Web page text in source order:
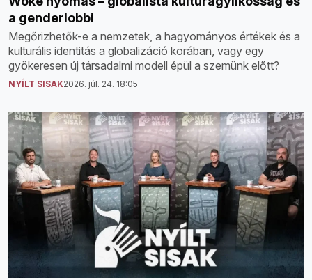
a genderlobbi
Megőrizhetők-e a nemzetek, a hagyományos értékek és a
kulturális identitás a globalizáció korában, vagy egy
gyökeresen új társadalmi modell épül a szemünk előtt?
NYÍLT SISAK2026. júl. 24. 18:05